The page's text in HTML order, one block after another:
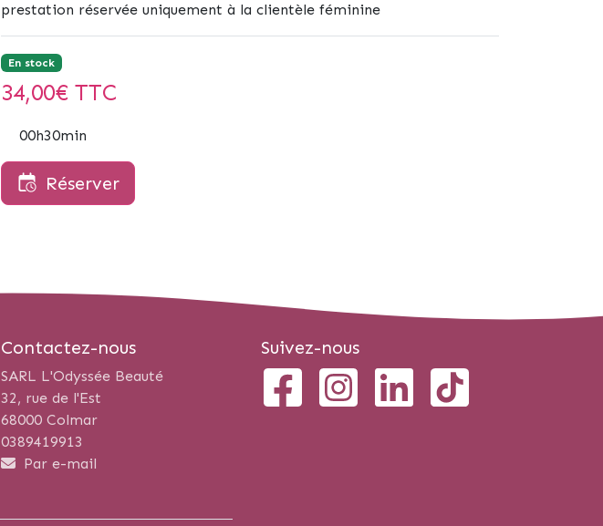
prestation réservée uniquement à la clientèle féminine
En stock
34,00€ TTC
00h30min
Réserver
Contactez-nous
SARL L'Odyssée Beauté
32, rue de l'Est
68000 Colmar
0389419913
Par e-mail
Suivez-nous